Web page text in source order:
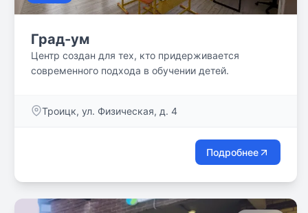
Град-ум
Центр создан для тех, кто придерживается
современного подхода в обучении детей.
Троицк, ул. Физическая, д. 4
Подробнее